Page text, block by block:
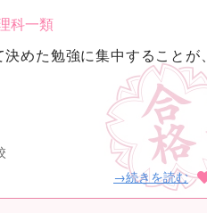
科一類
めた勉強に集中することが、
→続きを読む